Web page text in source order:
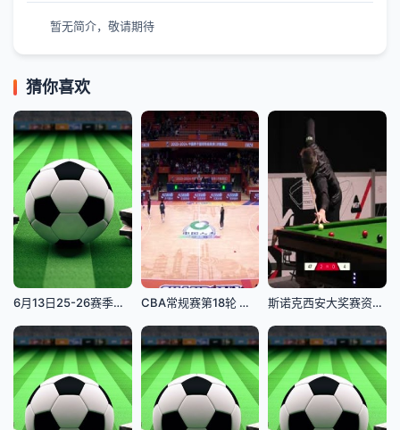
暂无简介，敬请期待
猜你喜欢
6月13日25-26赛季中乙联赛 上海赛更达VS泰安天贶 CBA常规赛第18轮 山东高速VS浙江稠州金租 20231218(原声) 斯诺克西安大奖赛资格赛(128进64轮次)马克·塞尔比5-0巩晨智20250901